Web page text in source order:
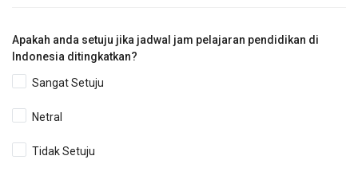
Apakah anda setuju jika jadwal jam pelajaran pendidikan di
Indonesia ditingkatkan?
Sangat Setuju
Netral
Tidak Setuju